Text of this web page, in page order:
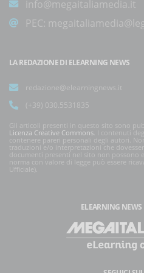
info@megaitaliamedia.it
PEC:
LA REDAZIONE DI ELEARNING NEWS
redazione@elearningnews.it
(+39) 030.5531835
Gli articoli presenti in questo sito sono
Licenza Creative Commons . I contenuti
contenere pareri personali degli autori.
traduzioni e/o interpretazioni che
documenti presenti nel sito non possono
norma con valore di legge può essere
Ufficiale).
ELEARNING NEWS